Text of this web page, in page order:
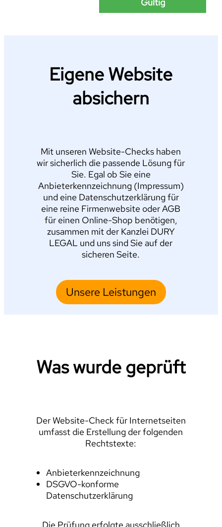
Eigene Website
absichern
Mit unseren Website-Checks haben
wir sicherlich die passende Lösung für
Sie. Egal ob Sie eine
Anbieterkennzeichnung (Impressum)
und eine Datenschutzerklärung für
eine reine Firmenwebsite oder AGB
für einen Online-Shop benötigen,
zusammen mit der Kanzlei DURY
LEGAL und uns sind Sie auf der
sicheren Seite.
Unsere Leistungen
Was wurde geprüft
Der Website-Check für Internetseiten
umfasst die Erstellung der folgenden
Rechtstexte:
Anbieterkennzeichnung
DSGVO-konforme
Datenschutzerklärung